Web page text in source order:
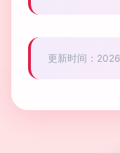
更新时间：